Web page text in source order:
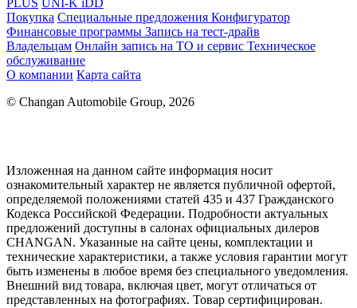
PLUS UNI-K iDD
Покупка Специальные предложения Конфигуратор
Финансовые программы Запись на тест-драйв
Владельцам Онлайн запись на ТО и сервис Техническое
обслуживание
О компании Карта сайта
© Changan Automobile Group, 2026
Изложенная на данном сайте информация носит
ознакомительный характер не является публичной офертой,
определяемой положениями статей 435 и 437 Гражданского
Кодекса Российской Федерации. Подробности актуальных
предложений доступны в салонах официальных дилеров
CHANGAN. Указанные на сайте цены, комплектации и
технические характеристики, а также условия гарантии могут
быть изменены в любое время без специального уведомления.
Внешний вид товара, включая цвет, могут отличаться от
представленных на фотографиях. Товар сертифицирован.